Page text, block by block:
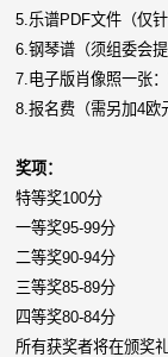
5.乐谱PDF文件（仅
6.钢琴谱（须组委会
7.电子版肖像照一张
8.报名费（需另加4欧
奖项：
特等奖100分
一等奖95-99分
二等奖90-94分
三等奖85-89分
四等奖80-84分
所有获奖者将在颁奖